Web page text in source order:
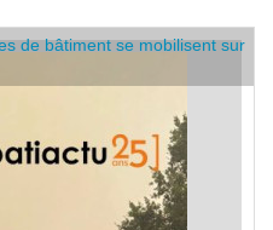
de bâtiment se mobilisent sur